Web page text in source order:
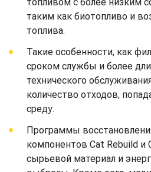
таким как биотопливо и
топлива.
Такие особенности, как
сроком службы и более
технического
количество отходов,
среду.
Программы
компонентов Cat Rebuild и
сырьевой материал и